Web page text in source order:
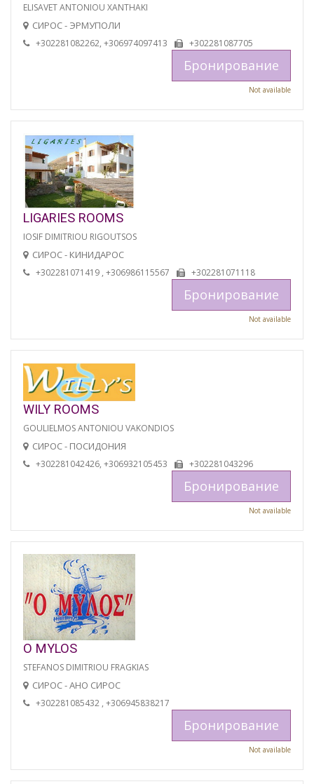
ELISAVET ANTONIOU XANTHAKI
СИРОС - ЭРМУПОЛИ
+302281082262, +306974097413 +302281087705
Бронирование
Not available
LIGARIES ROOMS
IOSIF DIMITRIOU RIGOUTSOS
СИРОС - КИНИДАРОС
+302281071419 , +306986115567 +302281071118
Бронирование
Not available
WILY ROOMS
GOULIELMOS ANTONIOU VAKONDIOS
СИРОС - ПОСИДОНИЯ
+302281042426, +306932105453 +302281043296
Бронирование
Not available
O MYLOS
STEFANOS DIMITRIOU FRAGKIAS
СИРОС - АНО СИРОС
+302281085432 , +306945838217
Бронирование
Not available